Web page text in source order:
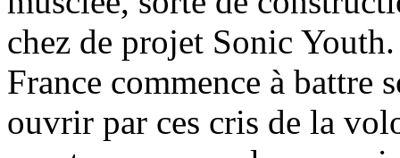
chez de projet Sonic
France commence à battre
ouvrir par ces cris de la